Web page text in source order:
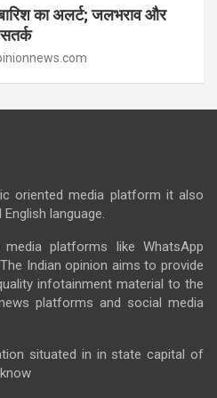
का अलर्ट; जलभराव और
oriented media platform it also
language.
platforms like WhatsApp
Indian opinion aims to provide
infotainment material to the
platforms and social media
situated in in state capital of